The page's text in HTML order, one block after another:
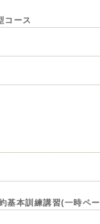
コース
基本訓練講習(一時ペー